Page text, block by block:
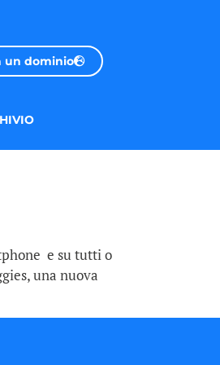
un dominio
e su tutti o
una nuova